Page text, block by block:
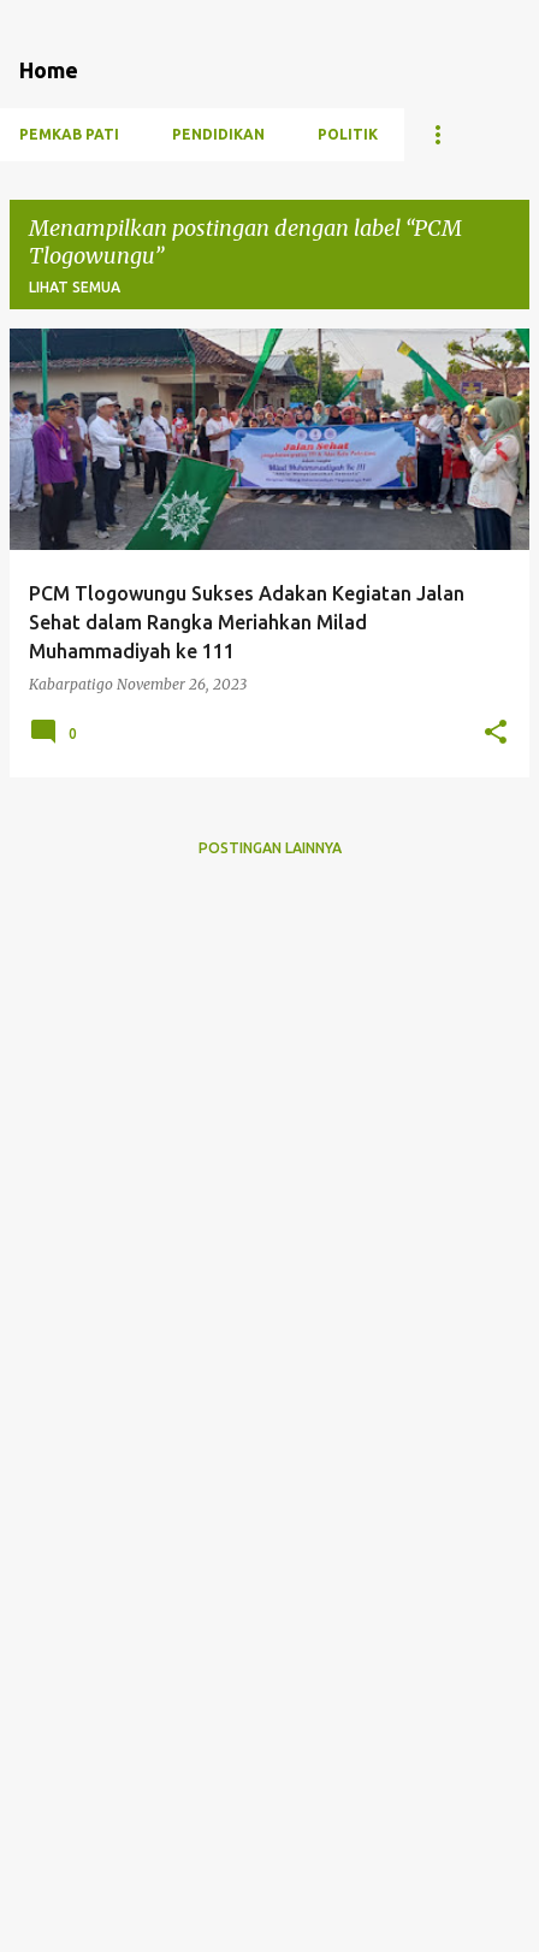
Home
PEMKAB PATI PENDIDIKAN POLITIK
Menampilkan postingan dengan label PCM
Tlogowungu
LIHAT SEMUA
P
o
s
n
PCM Tlogowungu Sukses Adakan Kegiatan Jalan
Sehat dalam Rangka Meriahkan Milad
Muhammadiyah ke 111
Kabarpatigo November 26, 2023
0
POSTINGAN LAINNYA